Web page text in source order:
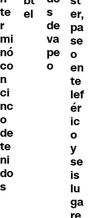
te
r
mi
nó
co
n
ci
nc
o
de
te
ni
do
s
el
s
de
va
pe
o
er,
pa
se
o
en
te
lef
ér
ic
o
y
se
is
lu
ga